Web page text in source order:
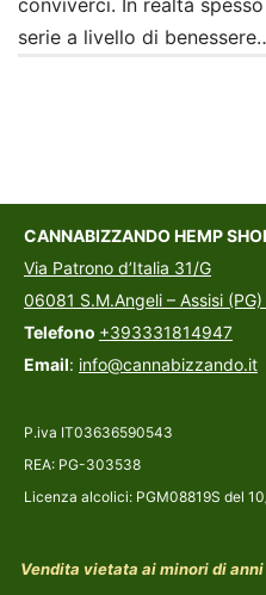
serie a livello di
CANNABIZZANDO HEMP
Via Patrono d’Italia 31/G
06081 S.M.Angeli – Assisi
Telefono +393331814947
Email: info@cannabizzando.it
P.iva IT03636590543
REA: PG-303538
Licenza alcolici: PGM08819S del
Vendita vietata ai minori di